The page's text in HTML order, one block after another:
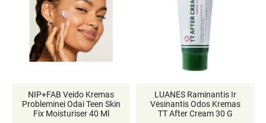
NIP+FAB Veido Kremas
Probleminei Odai Teen Skin
Fix Moisturiser 40 Ml
LUANES Raminantis Ir
Vėsinantis Odos Kremas
TT After Cream 30 G